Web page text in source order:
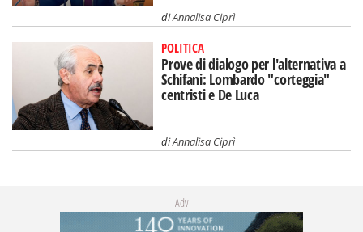
diAnnalisa Ciprì
POLITICA
Prove di dialogo per l'alternativa a
Schifani: Lombardo "corteggia"
centristi e De Luca
diAnnalisa Ciprì
Adv